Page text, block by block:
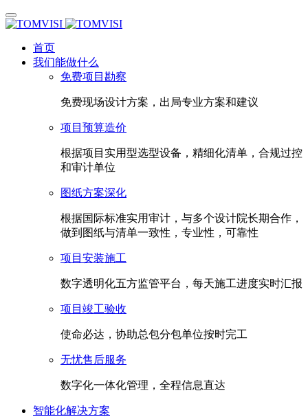
首页
我们能做什么
免费项目勘察
免费现场设计方案，出局专业方案和建议
项目预算造价
根据项目实用型选型设备，精细化清单，合规过控
和审计单位
图纸方案深化
根据国际标准实用审计，与多个设计院长期合作，
做到图纸与清单一致性，专业性，可靠性
项目安装施工
数字透明化五方监管平台，每天施工进度实时汇报
项目竣工验收
使命必达，协助总包分包单位按时完工
无忧售后服务
数字化一体化管理，全程信息直达
智能化解决方案